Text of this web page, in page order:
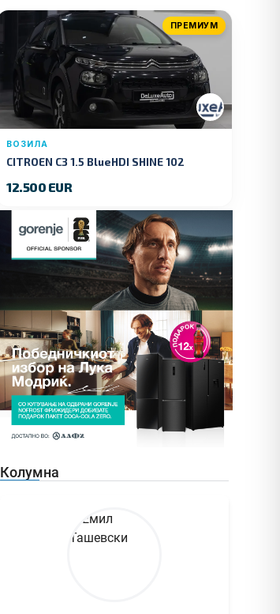
ПРЕМИУМ
ВОЗИЛА
CITROEN C3 1.5 BlueHDI SHINE 102
12.500 EUR
Колумна